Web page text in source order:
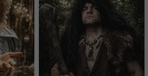
novo
disfracestuyyo.pt
, você poderá fazer suas
nossa loja virtual, verificar o status de seus
suas operações anteriores.
Estávamos esperando por você.